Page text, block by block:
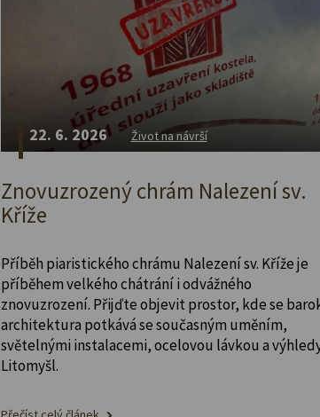
22. 6. 2026 Život na návrší
Znovuzrozený chrám Nalezení sv.
Kříže
Příběh piaristického chrámu Nalezení sv. Kříže je
příběhem velkého chátrání i odvážného
znovuzrození. Přijďte objevit prostor, kde se
architektura potkává se současným uměním,
světelnými instalacemi, ocelovou lávkou a
Litomyšl.